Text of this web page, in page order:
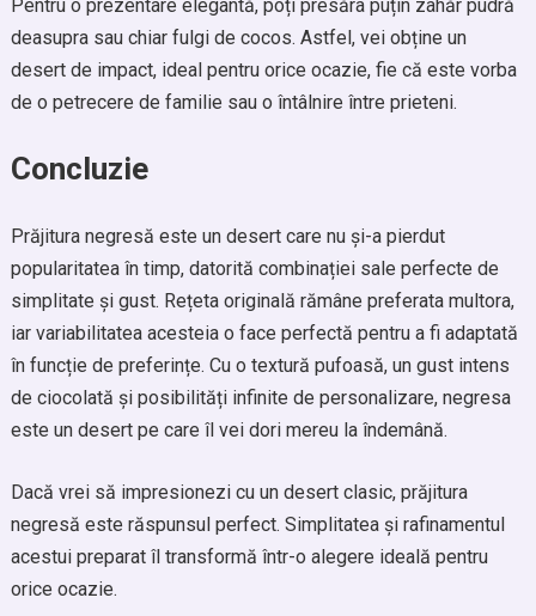
Pentru o prezentare elegantă, poți presăra puțin zahăr pudră
deasupra sau chiar fulgi de cocos. Astfel, vei obține un
desert de impact, ideal pentru orice ocazie, fie că este vorba
de o petrecere de familie sau o întâlnire între prieteni.
Concluzie
Prăjitura negresă este un desert care nu și-a pierdut
popularitatea în timp, datorită combinației sale perfecte de
simplitate și gust. Rețeta originală rămâne preferata multora,
iar variabilitatea acesteia o face perfectă pentru a fi adaptată
în funcție de preferințe. Cu o textură pufoasă, un gust intens
de ciocolată și posibilități infinite de personalizare, negresa
este un desert pe care îl vei dori mereu la îndemână.
Dacă vrei să impresionezi cu un desert clasic, prăjitura
negresă este răspunsul perfect. Simplitatea și rafinamentul
acestui preparat îl transformă într-o alegere ideală pentru
orice ocazie.